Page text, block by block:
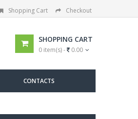
Shopping Cart Checkout
SHOPPING CART
0 item(s) - 0.00
CONTACTS